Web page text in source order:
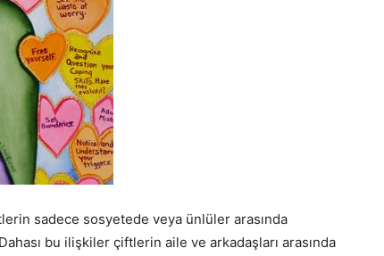
sadece sosyetede veya ünlüler arasında
bu ilişkiler çiftlerin aile ve arkadaşları arasında